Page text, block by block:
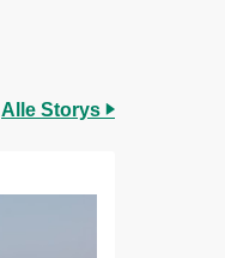
Alle Storys